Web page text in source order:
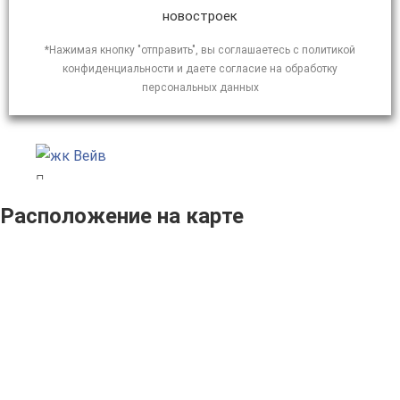
новостроек
*Нажимая кнопку "отправить", вы соглашаетесь с политикой
конфиденциальности и даете согласие на обработку
персональных данных
Расположение на карте